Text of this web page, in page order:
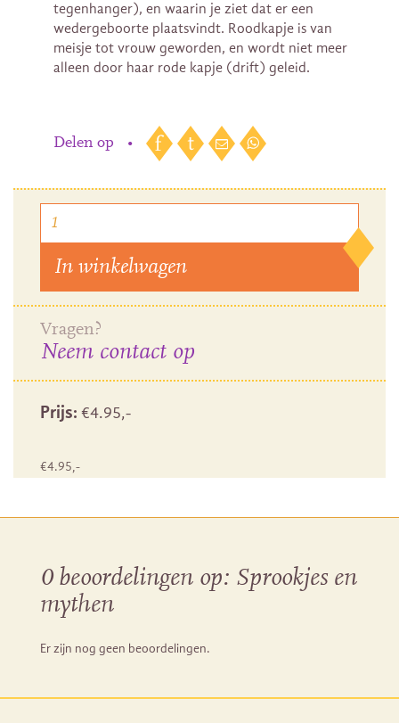
tegenhanger), en waarin je ziet dat er een
wedergeboorte plaatsvindt. Roodkapje is van
meisje tot vrouw geworden, en wordt niet meer
alleen door haar rode kapje (drift) geleid.
Delen op •
In winkelwagen
Vragen?
Neem contact op
Prijs: €4.95,-
€4.95,-
0 beoordelingen op: Sprookjes en
mythen
Er zijn nog geen beoordelingen.